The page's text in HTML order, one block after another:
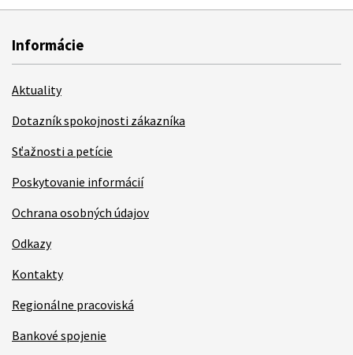
Informácie
Aktuality
Dotazník spokojnosti zákazníka
Sťažnosti a petície
Poskytovanie informácií
Ochrana osobných údajov
Odkazy
Kontakty
Regionálne pracoviská
Bankové spojenie